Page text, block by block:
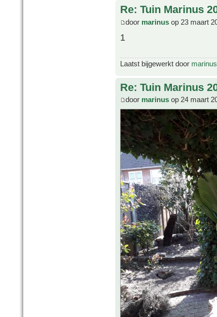
Re: Tuin Marinus
door marinus op 23 maart
1
Laatst bijgewerkt door marinus
Re: Tuin Marinus
door marinus op 24 maart